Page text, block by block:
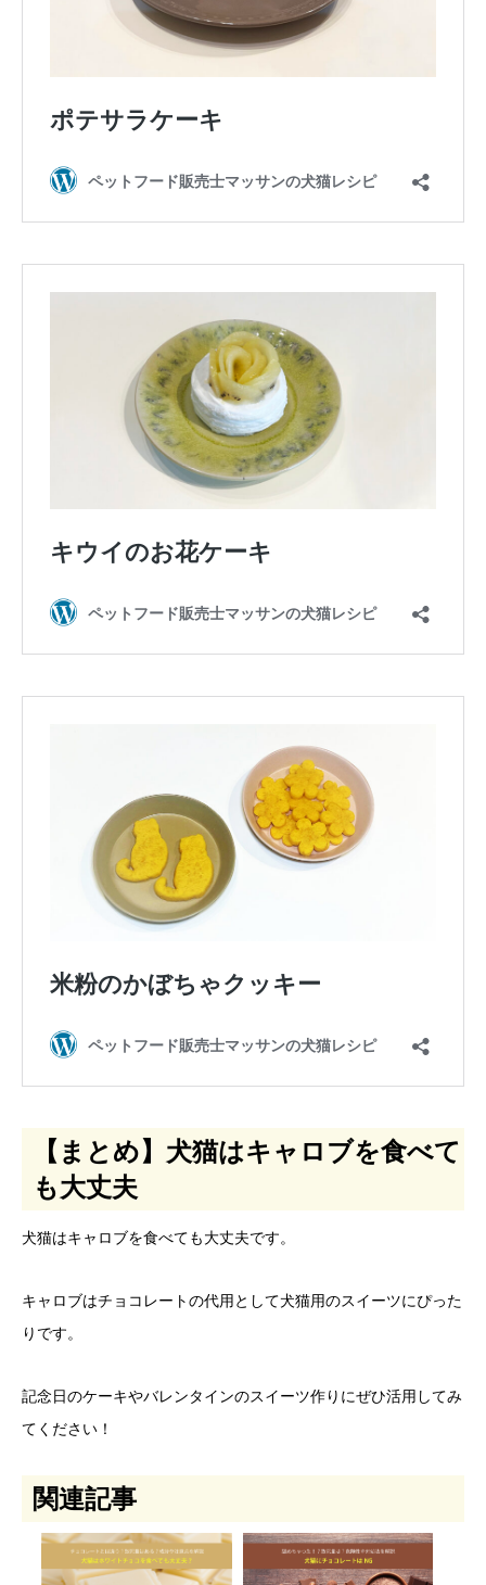
【まとめ】犬猫はキャロブを食べて
も大丈夫
犬猫はキャロブを食べても大丈夫です。
キャロブはチョコレートの代用として犬猫用のスイーツにぴった
りです。
記念日のケーキやバレンタインのスイーツ作りにぜひ活用してみ
てください！
関連記事